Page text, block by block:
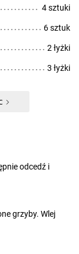
4 sztuki
6 sztuk
2 łyżki
3 łyżki
odcedź i
grzyby. Wlej